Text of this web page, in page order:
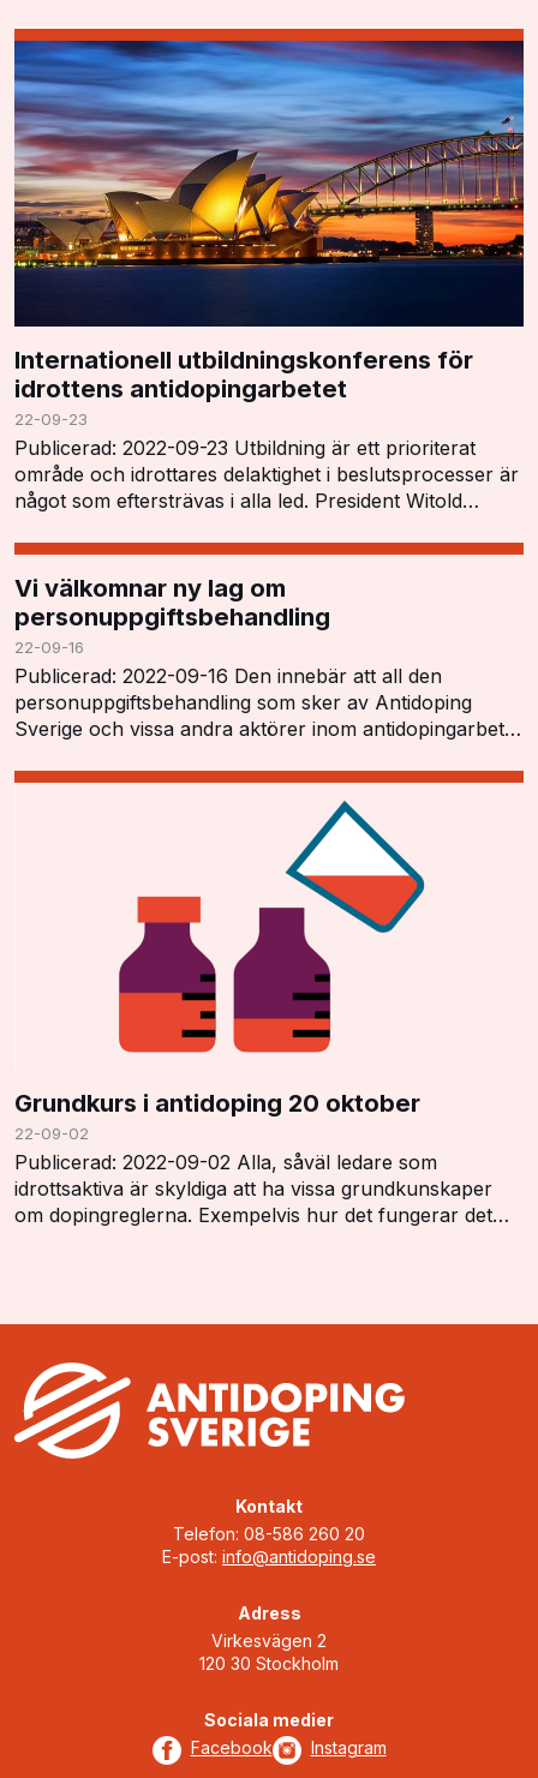
Notes". …
Internationell utbildningskonferens för
idrottens antidopingarbetet
22-09-23
Publicerad: 2022-09-23 Utbildning är ett prioriterat
område och idrottares delaktighet i beslutsprocesser är
något som eftersträvas i alla led. President Witold
Vi välkomnar ny lag om
personuppgiftsbehandling
22-09-16
Publicerad: 2022-09-16 Den innebär att all den
personuppgiftsbehandling som sker av Antidoping
Sverige och vissa andra aktörer inom antidopingarbetet
Grundkurs i antidoping 20 oktober
22-09-02
Publicerad: 2022-09-02 Alla, såväl ledare som
idrottsaktiva är skyldiga att ha vissa grundkunskaper
om dopingreglerna. Exempelvis hur det fungerar det
Kontakt
Telefon: 08-586 260 20
E-post: info@antidoping.se
Adress
Virkesvägen 2
120 30 Stockholm
Sociala medier
Facebook
Instagram